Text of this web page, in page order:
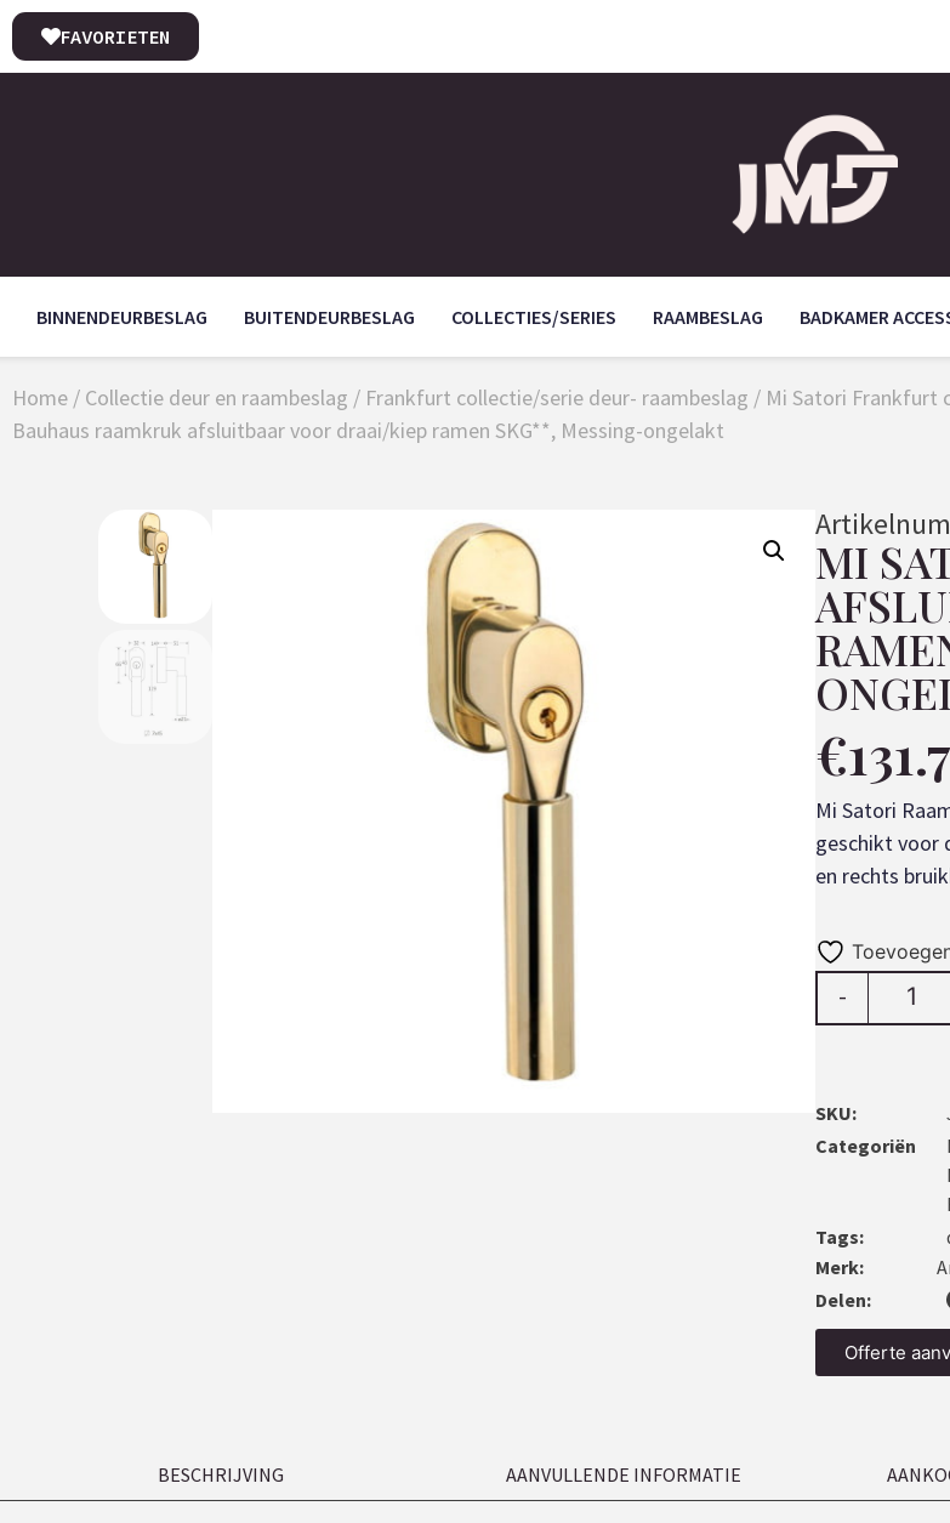
FAVORIETEN
BINNENDEURBESLAG BUITENDEURBESLAG COLLECTIES/SERIES RAAMBESLAG BADKAMER
Home / Collectie deur en raambeslag / Frankfurt collectie/serie deur- raambeslag / Mi Satori Frankfurt
Bauhaus raamkruk afsluitbaar voor draai/kiep ramen SKG**, Messing-ongelakt
MI
€
Mi Satori
geschikt voor
en rechts
-
SKU:
Categoriën
Tags:
Merk:
Delen:
Offerte
BESCHRIJVING AANVULLENDE INFORMATIE